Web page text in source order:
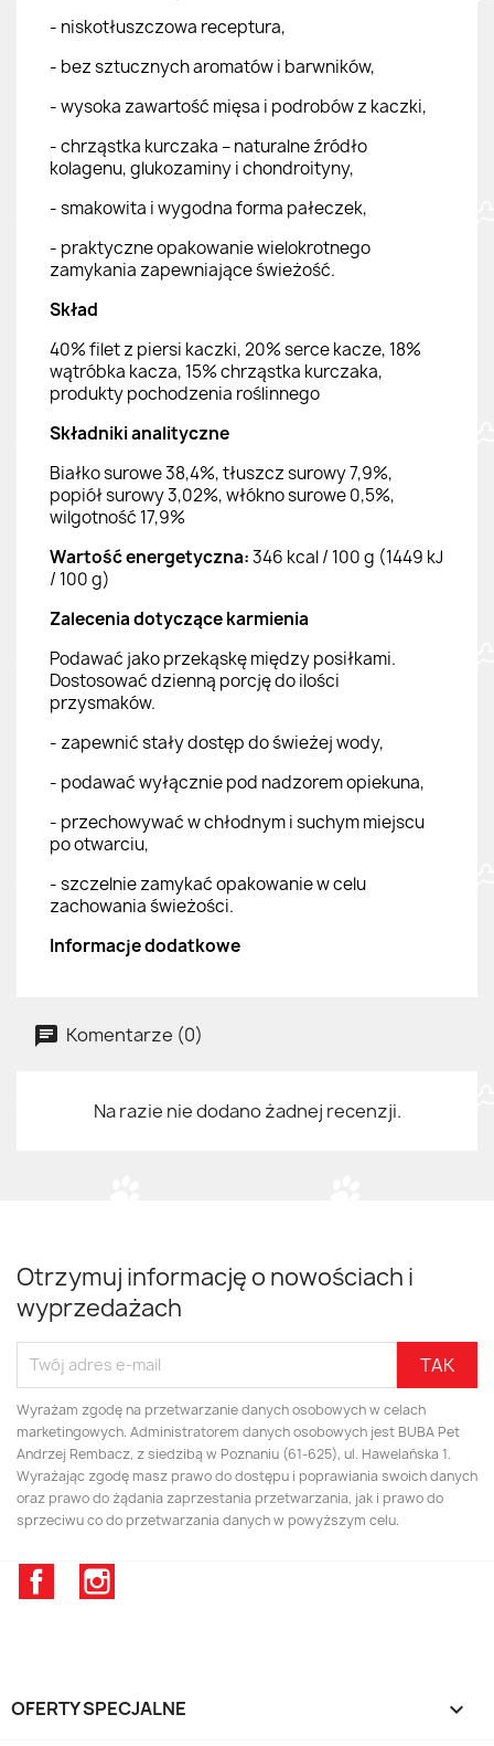
- niskotłuszczowa receptura,
- bez sztucznych aromatów i barwników,
- wysoka zawartość mięsa i podrobów z kaczki,
- chrząstka kurczaka – naturalne źródło
kolagenu, glukozaminy i chondroityny,
- smakowita i wygodna forma pałeczek,
- praktyczne opakowanie wielokrotnego
zamykania zapewniające świeżość.
Skład
40% filet z piersi kaczki, 20% serce kacze, 18%
wątróbka kacza, 15% chrząstka kurczaka,
produkty pochodzenia roślinnego
Składniki analityczne
Białko surowe 38,4%, tłuszcz surowy 7,9%,
popiół surowy 3,02%, włókno surowe 0,5%,
wilgotność 17,9%
Wartość energetyczna:346 kcal / 100 g (1449 kJ
/ 100 g)
Zalecenia dotyczące karmienia
Podawać jako przekąskę między posiłkami.
Dostosować dzienną porcję do ilości
przysmaków.
- zapewnić stały dostęp do świeżej wody,
- podawać wyłącznie pod nadzorem opiekuna,
- przechowywać w chłodnym i suchym miejscu
po otwarciu,
- szczelnie zamykać opakowanie w celu
zachowania świeżości.
Informacje dodatkowe
Komentarze (0)
Na razie nie dodano żadnej recenzji.
Otrzymuj informację o nowościach i
wyprzedażach
Wyrażam zgodę na przetwarzanie danych osobowych w celach
marketingowych. Administratorem danych osobowych jest BUBA Pet
Andrzej Rembacz, z siedzibą w Poznaniu (61-625), ul. Hawelańska 1.
Wyrażając zgodę masz prawo do dostępu i poprawiania swoich danych
oraz prawo do żądania zaprzestania przetwarzania, jak i prawo do
sprzeciwu co do przetwarzania danych w powyższym celu.
Facebook
OFERTY SPECJALNE 